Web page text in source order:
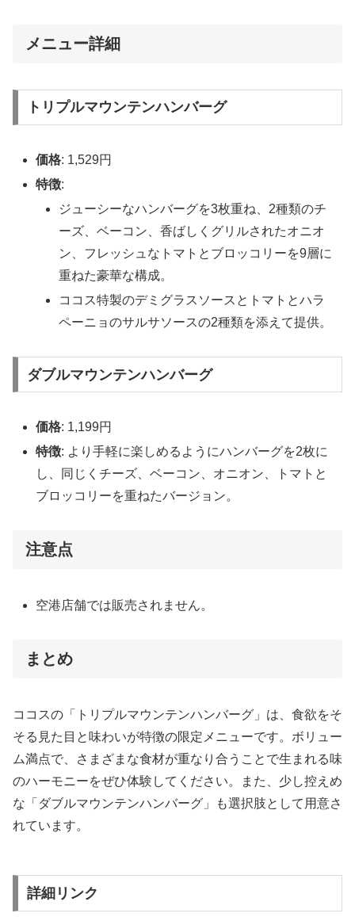
メニュー詳細
トリプルマウンテンハンバーグ
価格: 1,529円
特徴:
ジューシーなハンバーグを3枚重ね、2種類のチ
ーズ、ベーコン、香ばしくグリルされたオニオ
ン、フレッシュなトマトとブロッコリーを9層に
重ねた豪華な構成。
ココス特製のデミグラスソースとトマトとハラ
ペーニョのサルサソースの2種類を添えて提供。
ダブルマウンテンハンバーグ
価格: 1,199円
特徴: より手軽に楽しめるようにハンバーグを2枚に
し、同じくチーズ、ベーコン、オニオン、トマトと
ブロッコリーを重ねたバージョン。
注意点
空港店舗では販売されません。
まとめ
ココスの「トリプルマウンテンハンバーグ」は、食欲をそ
そる見た目と味わいが特徴の限定メニューです。ボリュー
ム満点で、さまざまな食材が重なり合うことで生まれる味
のハーモニーをぜひ体験してください。また、少し控えめ
な「ダブルマウンテンハンバーグ」も選択肢として用意さ
れています。
詳細リンク